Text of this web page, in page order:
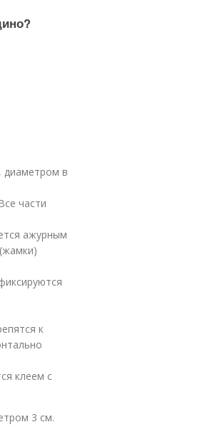
диаметром в
части
ажурным
к
клеем с
3 см.